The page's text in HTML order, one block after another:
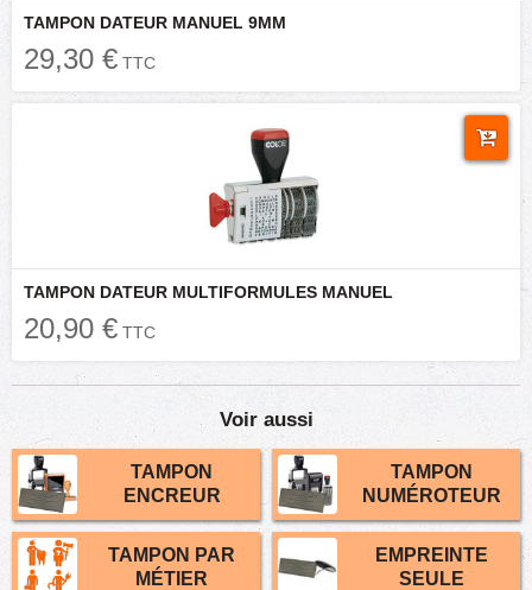
TAMPON DATEUR MANUEL 9MM
29,30 € TTC
TAMPON DATEUR MULTIFORMULES MANUEL
20,90 € TTC
Voir aussi
TAMPON
ENCREUR
TAMPON
NUMÉROTEUR
TAMPON PAR
MÉTIER
EMPREINTE
SEULE